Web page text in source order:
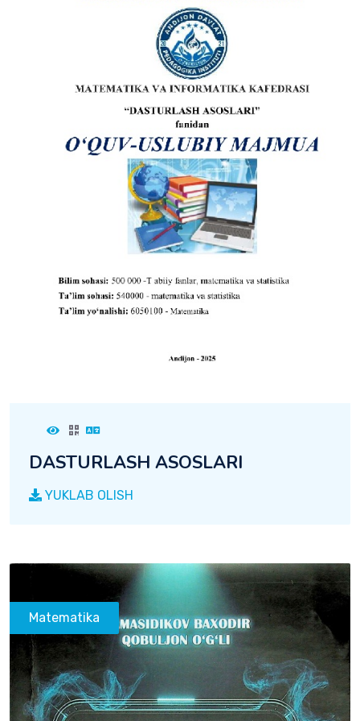
DASTURLASH ASOSLARI
YUKLAB OLISH
Matematika